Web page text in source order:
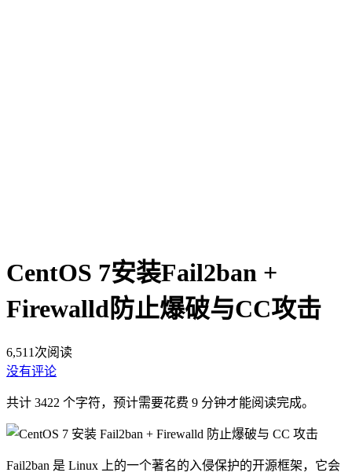
CentOS 7安装Fail2ban +
Firewalld防止爆破与CC攻击
6,511 次阅读
没有评论
共计 3422 个字符，预计需要花费 9 分钟才能阅读完成。
Fail2ban 是 Linux 上的一个著名的入侵保护的开源框架，它会